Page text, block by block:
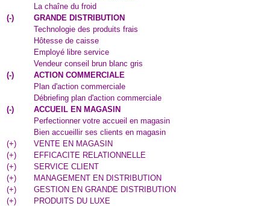
La chaîne du froid
(-)
GRANDE DISTRIBUTION
Technologie des produits frais
Hôtesse de caisse
Employé libre service
Vendeur conseil brun blanc gris
(-)
ACTION COMMERCIALE
Plan d'action commerciale
Débriefing plan d'action commerciale
(-)
ACCUEIL EN MAGASIN
Perfectionner votre accueil en magasin
Bien accueillir ses clients en magasin
(+)
VENTE EN MAGASIN
(+)
EFFICACITE RELATIONNELLE
(+)
SERVICE CLIENT
(+)
MANAGEMENT EN DISTRIBUTION
(+)
GESTION EN GRANDE DISTRIBUTION
(+)
PRODUITS DU LUXE